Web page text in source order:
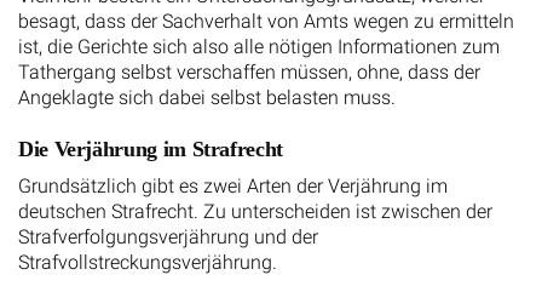
besagt, dass der Sachverhalt von Amts wegen zu ermitteln
ist, die Gerichte sich also alle nötigen Informationen zum
Tathergang selbst verschaffen müssen, ohne, dass der
Angeklagte sich dabei selbst belasten muss.
Die Verjährung im Strafrecht
Grundsätzlich gibt es zwei Arten der Verjährung im
deutschen Strafrecht. Zu unterscheiden ist zwischen der
Strafverfolgungsverjährung und der
Strafvollstreckungsverjährung.